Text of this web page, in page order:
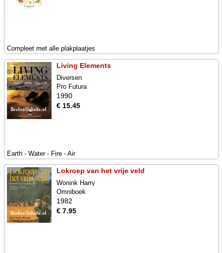
Compleet met alle plakplaatjes
Living Elements
Diversen
Pro Futura
1990
€ 15.45
Earth - Water - Fire - Air
Lokroep van het vrije veld
Wonink Harry
Omniboek
1982
€ 7.95